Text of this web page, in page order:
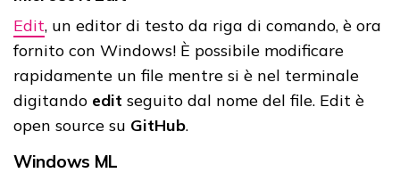
Edit, un editor di testo da riga di comando, è ora
fornito con Windows! È possibile modificare
rapidamente un file mentre si è nel terminale
digitando edit seguito dal nome del file. Edit è
open source su GitHub.
Windows ML